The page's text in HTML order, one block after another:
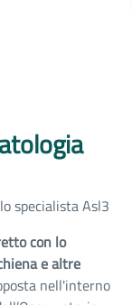
specialista Asl3
con lo
e altre
nell'interno